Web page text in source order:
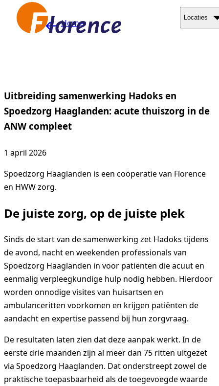
Naar hoofdinhoud
Locaties
Home
Uitbreiding samenwerking Hadoks en
Spoedzorg Haaglanden: acute thuiszorg in de
ANW compleet
1 april 2026
Spoedzorg Haaglanden is een coöperatie van Florence
en HWW zorg.
De juiste zorg, op de juiste plek
Sinds de start van de samenwerking zet Hadoks tijdens
de avond, nacht en weekenden professionals van
Spoedzorg Haaglanden in voor patiënten die acuut en
eenmalig verpleegkundige hulp nodig hebben. Hierdoor
worden onnodige visites van huisartsen en
ambulanceritten voorkomen en krijgen patiënten de
aandacht en expertise passend bij hun zorgvraag.
De resultaten laten zien dat deze aanpak werkt. In de
eerste drie maanden zijn al meer dan 75 ritten uitgezet
via Spoedzorg Haaglanden. Dat onderstreept zowel de
praktische toepasbaarheid als de toegevoegde waarde